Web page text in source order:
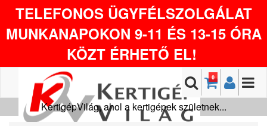
TELEFONOS ÜGYFÉLSZOLGÁLAT
MUNKANAPOKON 9-11 ÉS 13-15 ÓRA
KÖZT ÉRHETŐ EL!
0
KertigépVilág, ahol a kertigépek születnek...